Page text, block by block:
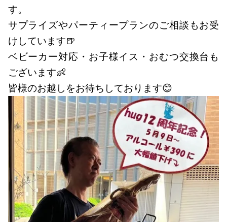
す。
サプライズやパーティープランのご相談もお受
けしています🍺
ベビーカー対応・お子様イス・おむつ交換台も
ございます👶
皆様のお越しをお待ちしております😊